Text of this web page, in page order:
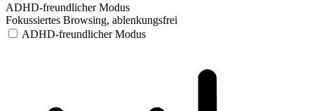
ADHD-freundlicher Modus
Fokussiertes Browsing, ablenkungsfrei
ADHD-freundlicher Modus